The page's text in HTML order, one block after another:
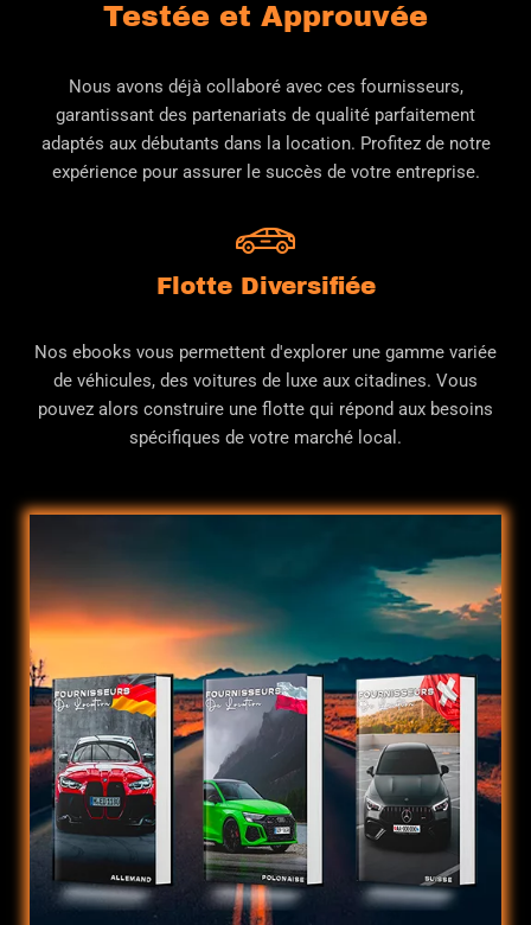
Testée et Approuvée
Nous avons déjà collaboré avec ces fournisseurs,
garantissant des partenariats de qualité parfaitement
adaptés aux débutants dans la location. Profitez de notre
expérience pour assurer le succès de votre entreprise.
Flotte Diversifiée
Nos ebooks vous permettent d'explorer une gamme variée
de véhicules, des voitures de luxe aux citadines. Vous
pouvez alors construire une flotte qui répond aux besoins
spécifiques de votre marché local.